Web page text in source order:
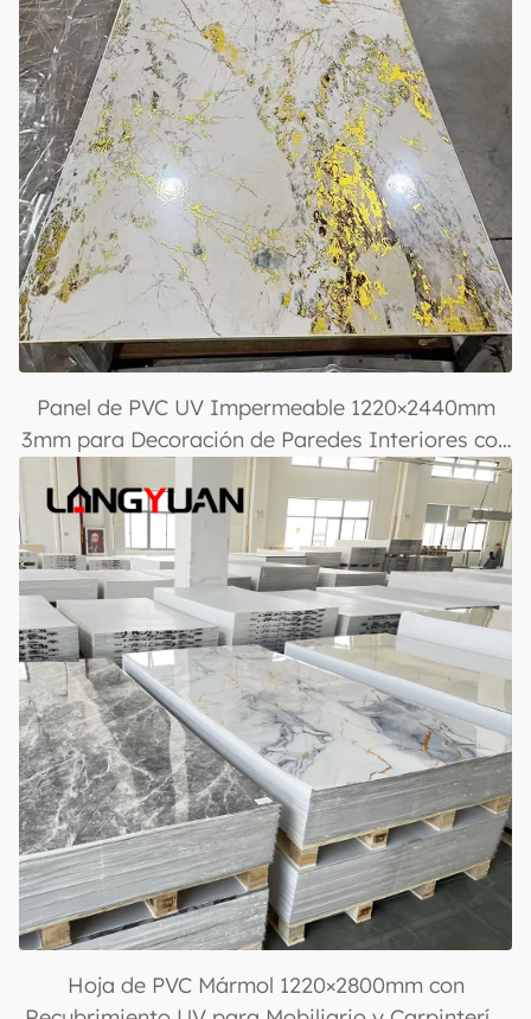
Panel de PVC UV Impermeable 1220×2440mm
3mm para Decoración de Paredes Interiores con
Acabado Brillante para Diseño y Decoración de
Casas y Oficinas
Hoja de PVC Mármol 1220×2800mm con